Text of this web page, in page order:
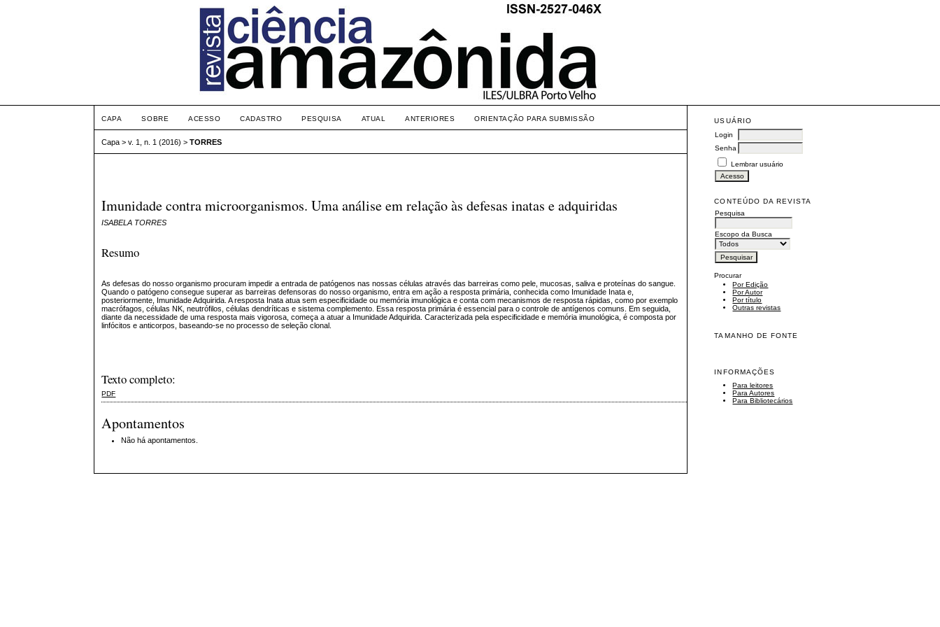
USUÁRIO
Login
Senha
Lembrar usuário
CONTEÚDO DA REVISTA
Pesquisa
Escopo da Busca
Procurar
Por Edição
Por Autor
Por título
Outras revistas
TAMANHO DE FONTE
INFORMAÇÕES
Para leitores
Para Autores
Para Bibliotecários
CAPA SOBRE ACESSO CADASTRO PESQUISA ATUAL ANTERIORES ORIENTAÇÃO PARA SUBMISSÃO
Capa >v. 1, n. 1 (2016) >TORRES
Imunidade contra microorganismos. Uma análise em relação às defesas inatas e adquiridas
ISABELA TORRES
Resumo
As defesas do nosso organismo procuram impedir a entrada de patógenos nas nossas células através das barreiras como pele, mucosas, saliva e proteínas do sangue.
Quando o patógeno consegue superar as barreiras defensoras do nosso organismo, entra em ação a resposta primária, conhecida como Imunidade Inata e,
posteriormente, Imunidade Adquirida. A resposta Inata atua sem especificidade ou memória imunológica e conta com mecanismos de resposta rápidas, como por exemplo
macrófagos, células NK, neutrófilos, células dendríticas e sistema complemento. Essa resposta primária é essencial para o controle de antígenos comuns. Em seguida,
diante da necessidade de uma resposta mais vigorosa, começa a atuar a Imunidade Adquirida. Caracterizada pela especificidade e memória imunológica, é composta por
linfócitos e anticorpos, baseando-se no processo de seleção clonal.
Texto completo:
PDF
Apontamentos
Não há apontamentos.